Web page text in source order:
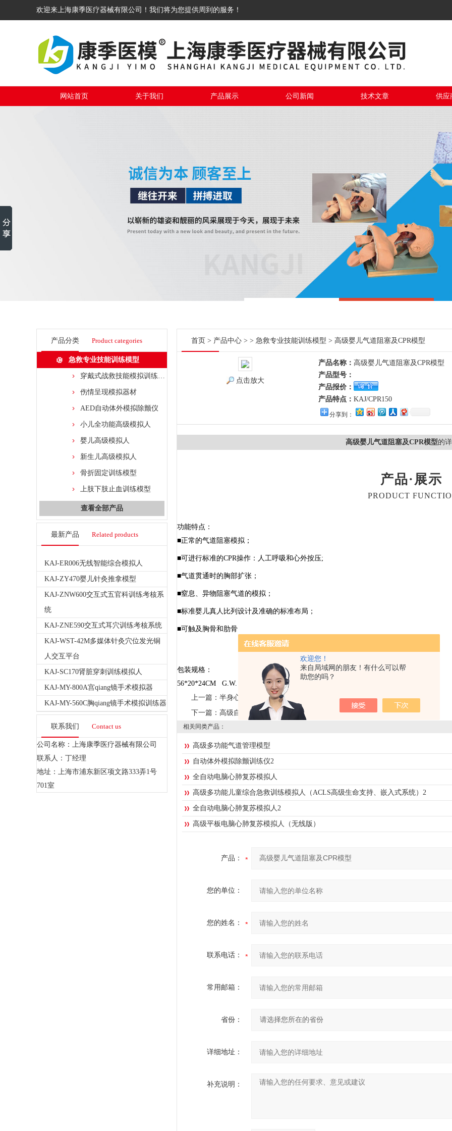
欢迎您！
来自局域网的朋友！有什么可以帮
助您的吗？
欢迎来上海康季医疗器械有限公司！我们将为您提供周到的服务！
网站首页 关于我们 产品展示 公司新闻 技术文章 供应
产品分类 Product categories
急救专业技能训练模型
穿戴式战救技能模拟训练组合模块
伤情呈现模拟器材
AED自动体外模拟除颤仪
小儿全功能高级模拟人
婴儿高级模拟人
新生儿高级模拟人
骨折固定训练模型
上肢下肢止血训练模型
查看全部产品
最新产品 Related products
KAJ-ER006无线智能综合模拟人
KAJ-ZY470婴儿针灸推拿模型
KAJ-ZNW600交互式五官科训练考核系
统
KAJ-ZNE590交互式耳穴训练考核系统
KAJ-WST-42M多媒体针灸穴位发光铜
人交互平台
KAJ-SC170肾脏穿刺训练模拟人
KAJ-MY-800A宫qiang镜手术模拟器
KAJ-MY-560C胸qiang镜手术模拟训练器
联系我们 Contact us
公司名称：上海康季医疗器械有限公司
联系人：丁经理
地址：上海市浦东新区项文路333弄1号
701室
首页 > 产品中心 > > 急救专业技能训练模型 > 高级婴儿气道阻塞及CPR模型
点击放大
产品名称： 高级婴儿气道阻塞及CPR模型
产品型号：
产品报价：
产品特点： KAJ/CPR150
分享到：
高级婴儿气道阻塞及CPR模型的
产品·展示
PRODUCT
功能特点：
■正常的气道阻塞模拟；
■可进行标准的CPR操作：人工呼吸和心外按压;
■气道贯通时的胸部扩张；
■窒息、异物阻塞气道的模拟；
■标准婴儿真人比列设计及准确的标准布局；
■可触及胸骨和肋骨
包装规格：
56*20*24CM G.W. 2KG
上一篇： 半身心肺复苏训练模拟人（简易型）
下一篇： 高级自动心肺复苏训练模拟人
相关同类产品：
高级多功能气道管理模型
自动体外模拟除颤训练仪2
全自动电脑心肺复苏模拟人
高级多功能儿童综合急救训练模拟人（ACLS高级生命支持、嵌入式系统）2
全自动电脑心肺复苏模拟人2
高级平板电脑心肺复苏模拟人（无线版）
产品：
您的单位：
您的姓名：
联系电话：
常用邮箱：
省份：
详细地址：
补充说明：